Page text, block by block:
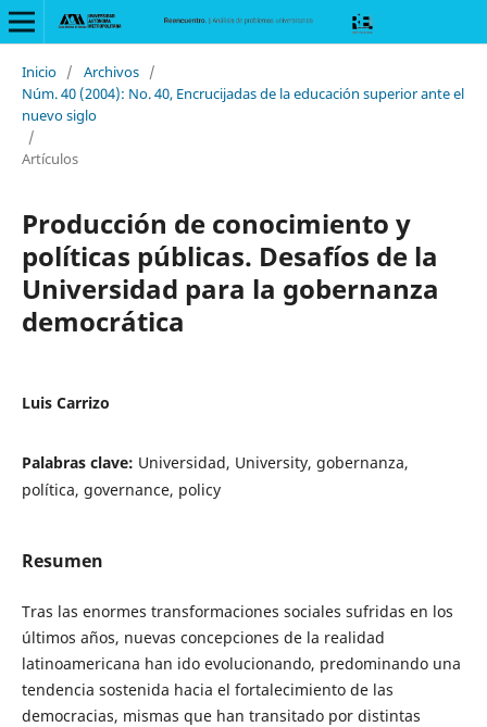
Inicio / Archivos /
Núm. 40 (2004): No. 40, Encrucijadas de la educación superior ante el
nuevo siglo
/
Artículos
Producción de conocimiento y
políticas públicas. Desafíos de la
Universidad para la gobernanza
democrática
Luis Carrizo
Palabras clave: Universidad, University, gobernanza,
política, governance, policy
Resumen
Tras las enormes transformaciones sociales sufridas en los
últimos años, nuevas concepciones de la realidad
latinoamericana han ido evolucionando, predominando una
tendencia sostenida hacia el fortalecimiento de las
democracias, mismas que han transitado por distintas